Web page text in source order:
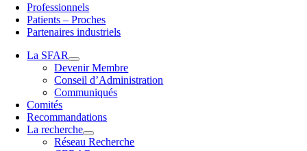
Professionnels
Patients – Proches
Partenaires industriels
La SFAR
Devenir Membre
Conseil d’Administration
Communiqués
Comités
Recommandations
La recherche
Réseau Recherche